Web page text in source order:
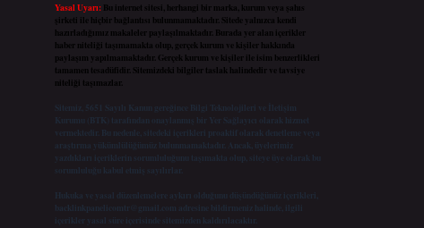
Yasal Uyarı: Bu internet sitesi, herhangi bir marka, kurum veya şahıs
şirketi ile hiçbir bağlantısı bulunmamaktadır. Sitede yalnızca kendi
hazırladığımız makaleler paylaşılmaktadır. Burada yer alan içerikler
haber niteliği taşımamakta olup, gerçek kurum ve kişiler hakkında
paylaşım yapılmamaktadır. Gerçek kurum ve kişiler ile isim benzerlikleri
tamamen tesadüfidir. Sitemizdeki bilgiler taslak halindedir ve tavsiye
niteliği taşımazlar.
Sitemiz, 5651 Sayılı Kanun gereğince Bilgi Teknolojileri ve İletişim
Kurumu (BTK) tarafından onaylanmış bir Yer Sağlayıcı olarak hizmet
vermektedir. Bu nedenle, sitedeki içerikleri proaktif olarak denetleme veya
araştırma yükümlülüğümüz bulunmamaktadır. Ancak, üyelerimiz
yazdıkları içeriklerin sorumluluğunu taşımakta olup, siteye üye olarak bu
sorumluluğu kabul etmiş sayılırlar.
Hukuka ve yasal düzenlemelere aykırı olduğunu düşündüğünüz içerikleri,
backlinkpanelicomtr@gmail.com adresine bildirmeniz halinde, ilgili
içerikler yasal süre içerisinde sitemizden kaldırılacaktır.